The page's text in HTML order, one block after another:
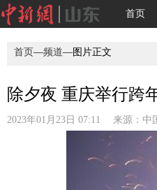
首页
首页—频道—图片正文
除夕夜 重庆举行跨
2023年01月23日 07:11 来源： 中